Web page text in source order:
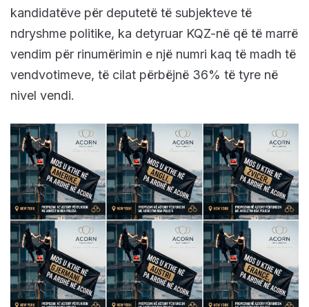
kandidatëve për deputetë të subjekteve të
ndryshme politike, ka detyruar KQZ-në që të marrë
vendim për rinumërimin e një numri kaq të madh të
vendvotimeve, të cilat përbëjnë 36% të tyre në
nivel vendi.